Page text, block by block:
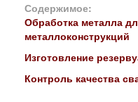
Содержимое:
Обработка металла
металлоконструкций
Изготовление
Контроль качества